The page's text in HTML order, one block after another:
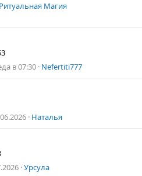
Магия
в 07:30 Nefertiti777
Наталья
Урсула